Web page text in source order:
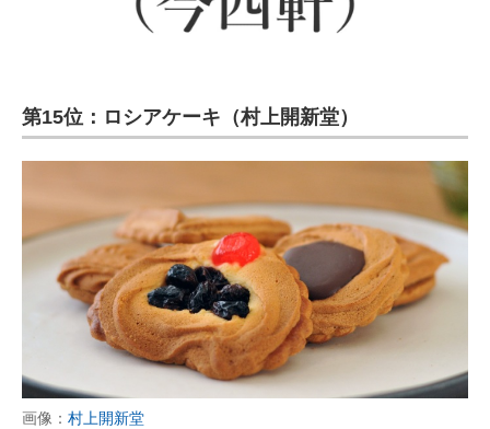
第15位：ロシアケーキ（村上開新堂）
画像： 村上開新堂